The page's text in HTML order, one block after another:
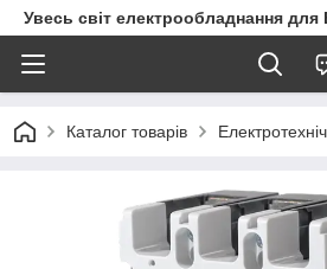
Увесь світ електрообладнання
Каталог товарів